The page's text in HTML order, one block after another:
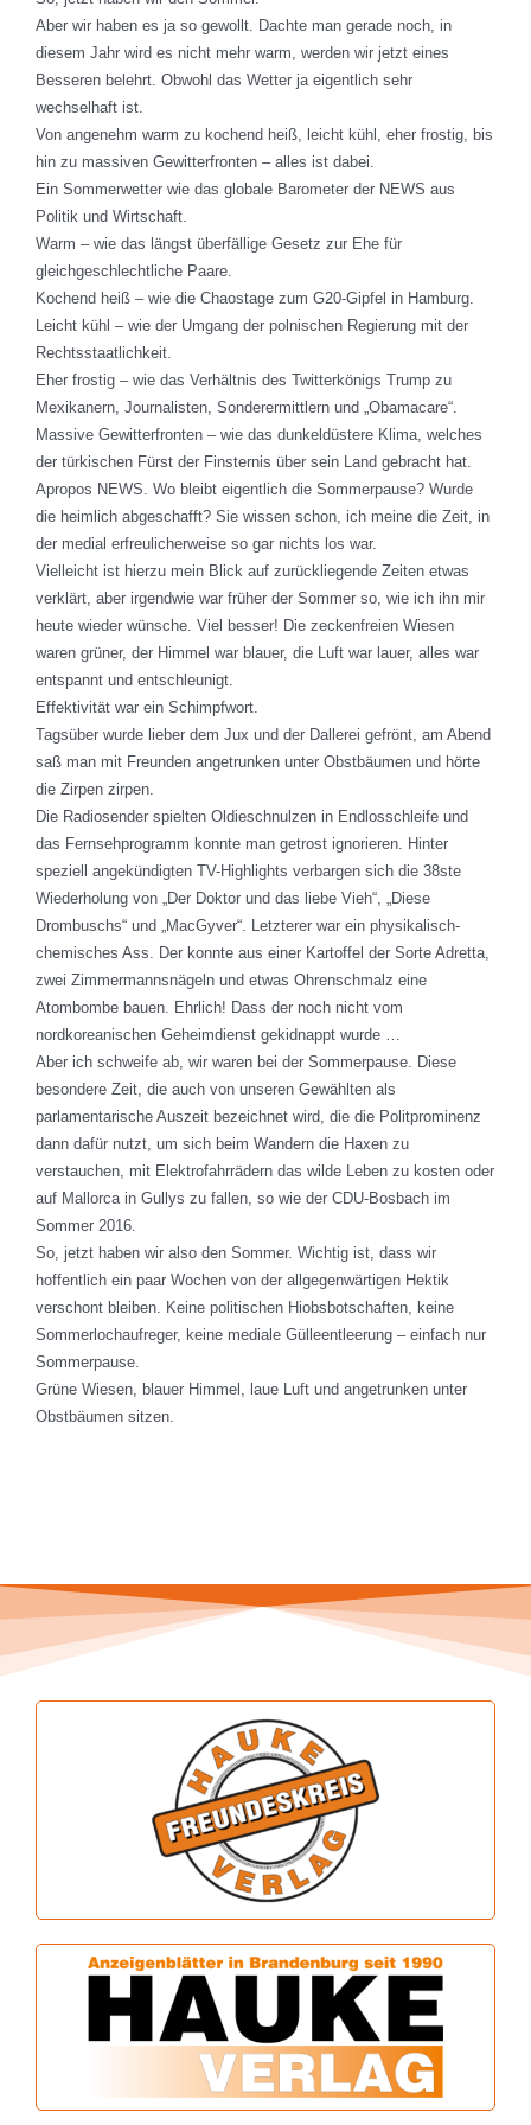
Aber wir haben es ja so gewollt. Dachte man gerade noch, in
diesem Jahr wird es nicht mehr warm, werden wir jetzt eines
Besseren belehrt. Obwohl das Wetter ja eigentlich sehr
wechselhaft ist.
Von angenehm warm zu kochend heiß, leicht kühl, eher frostig, bis
hin zu massiven Gewitterfronten – alles ist dabei.
Ein Sommerwetter wie das globale Barometer der NEWS aus
Politik und Wirtschaft.
Warm – wie das längst überfällige Gesetz zur Ehe für
gleichgeschlechtliche Paare.
Kochend heiß – wie die Chaostage zum G20-Gipfel in Hamburg.
Leicht kühl – wie der Umgang der polnischen Regierung mit der
Rechtsstaatlichkeit.
Eher frostig – wie das Verhältnis des Twitterkönigs Trump zu
Mexikanern, Journalisten, Sonderermittlern und „Obamacare“.
Massive Gewitterfronten – wie das dunkeldüstere Klima, welches
der türkischen Fürst der Finsternis über sein Land gebracht hat.
Apropos NEWS. Wo bleibt eigentlich die Sommerpause? Wurde
die heimlich abgeschafft? Sie wissen schon, ich meine die Zeit, in
der medial erfreulicherweise so gar nichts los war.
Vielleicht ist hierzu mein Blick auf zurückliegende Zeiten etwas
verklärt, aber irgendwie war früher der Sommer so, wie ich ihn mir
heute wieder wünsche. Viel besser! Die zeckenfreien Wiesen
waren grüner, der Himmel war blauer, die Luft war lauer, alles war
entspannt und entschleunigt.
Effektivität war ein Schimpfwort.
Tagsüber wurde lieber dem Jux und der Dallerei gefrönt, am Abend
saß man mit Freunden angetrunken unter Obstbäumen und hörte
die Zirpen zirpen.
Die Radiosender spielten Oldieschnulzen in Endlosschleife und
das Fernsehprogramm konnte man getrost ignorieren. Hinter
speziell angekündigten TV-Highlights verbargen sich die 38ste
Wiederholung von „Der Doktor und das liebe Vieh“, „Diese
Drombuschs“ und „MacGyver“. Letzterer war ein physikalisch-
chemisches Ass. Der konnte aus einer Kartoffel der Sorte Adretta,
zwei Zimmermannsnägeln und etwas Ohrenschmalz eine
Atombombe bauen. Ehrlich! Dass der noch nicht vom
nordkoreanischen Geheimdienst gekidnappt wurde …
Aber ich schweife ab, wir waren bei der Sommerpause. Diese
besondere Zeit, die auch von unseren Gewählten als
parlamentarische Auszeit bezeichnet wird, die die Politprominenz
dann dafür nutzt, um sich beim Wandern die Haxen zu
verstauchen, mit Elektrofahrrädern das wilde Leben zu kosten oder
auf Mallorca in Gullys zu fallen, so wie der CDU-Bosbach im
Sommer 2016.
So, jetzt haben wir also den Sommer. Wichtig ist, dass wir
hoffentlich ein paar Wochen von der allgegenwärtigen Hektik
verschont bleiben. Keine politischen Hiobsbotschaften, keine
Sommerlochaufreger, keine mediale Gülleentleerung – einfach nur
Sommerpause.
Grüne Wiesen, blauer Himmel, laue Luft und angetrunken unter
Obstbäumen sitzen.